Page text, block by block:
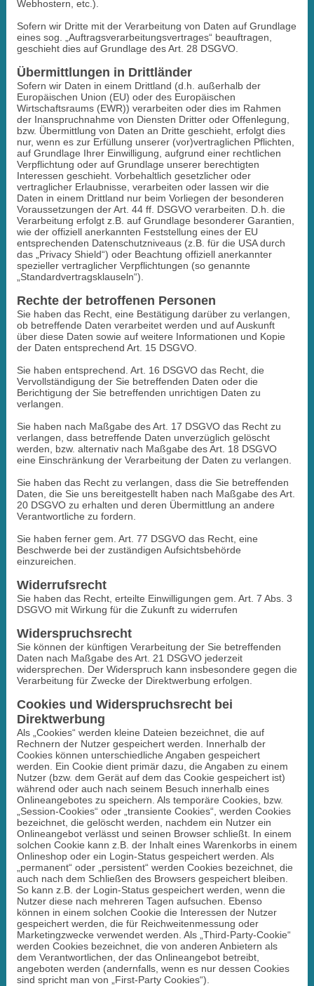
Webhostern, etc.).
Sofern wir Dritte mit der Verarbeitung von Daten auf Grundlage
eines sog. „Auftragsverarbeitungsvertrages“ beauftragen,
geschieht dies auf Grundlage des Art. 28 DSGVO.
Übermittlungen in Drittländer
Sofern wir Daten in einem Drittland (d.h. außerhalb der
Europäischen Union (EU) oder des Europäischen
Wirtschaftsraums (EWR)) verarbeiten oder dies im Rahmen
der Inanspruchnahme von Diensten Dritter oder Offenlegung,
bzw. Übermittlung von Daten an Dritte geschieht, erfolgt dies
nur, wenn es zur Erfüllung unserer (vor)vertraglichen Pflichten,
auf Grundlage Ihrer Einwilligung, aufgrund einer rechtlichen
Verpflichtung oder auf Grundlage unserer berechtigten
Interessen geschieht. Vorbehaltlich gesetzlicher oder
vertraglicher Erlaubnisse, verarbeiten oder lassen wir die
Daten in einem Drittland nur beim Vorliegen der besonderen
Voraussetzungen der Art. 44 ff. DSGVO verarbeiten. D.h. die
Verarbeitung erfolgt z.B. auf Grundlage besonderer Garantien,
wie der offiziell anerkannten Feststellung eines der EU
entsprechenden Datenschutzniveaus (z.B. für die USA durch
das „Privacy Shield“) oder Beachtung offiziell anerkannter
spezieller vertraglicher Verpflichtungen (so genannte
„Standardvertragsklauseln“).
Rechte der betroffenen Personen
Sie haben das Recht, eine Bestätigung darüber zu verlangen,
ob betreffende Daten verarbeitet werden und auf Auskunft
über diese Daten sowie auf weitere Informationen und Kopie
der Daten entsprechend Art. 15 DSGVO.
Sie haben entsprechend. Art. 16 DSGVO das Recht, die
Vervollständigung der Sie betreffenden Daten oder die
Berichtigung der Sie betreffenden unrichtigen Daten zu
verlangen.
Sie haben nach Maßgabe des Art. 17 DSGVO das Recht zu
verlangen, dass betreffende Daten unverzüglich gelöscht
werden, bzw. alternativ nach Maßgabe des Art. 18 DSGVO
eine Einschränkung der Verarbeitung der Daten zu verlangen.
Sie haben das Recht zu verlangen, dass die Sie betreffenden
Daten, die Sie uns bereitgestellt haben nach Maßgabe des Art.
20 DSGVO zu erhalten und deren Übermittlung an andere
Verantwortliche zu fordern.
Sie haben ferner gem. Art. 77 DSGVO das Recht, eine
Beschwerde bei der zuständigen Aufsichtsbehörde
einzureichen.
Widerrufsrecht
Sie haben das Recht, erteilte Einwilligungen gem. Art. 7 Abs. 3
DSGVO mit Wirkung für die Zukunft zu widerrufen
Widerspruchsrecht
Sie können der künftigen Verarbeitung der Sie betreffenden
Daten nach Maßgabe des Art. 21 DSGVO jederzeit
widersprechen. Der Widerspruch kann insbesondere gegen die
Verarbeitung für Zwecke der Direktwerbung erfolgen.
Cookies und Widerspruchsrecht bei
Direktwerbung
Als „Cookies“ werden kleine Dateien bezeichnet, die auf
Rechnern der Nutzer gespeichert werden. Innerhalb der
Cookies können unterschiedliche Angaben gespeichert
werden. Ein Cookie dient primär dazu, die Angaben zu einem
Nutzer (bzw. dem Gerät auf dem das Cookie gespeichert ist)
während oder auch nach seinem Besuch innerhalb eines
Onlineangebotes zu speichern. Als temporäre Cookies, bzw.
„Session-Cookies“ oder „transiente Cookies“, werden Cookies
bezeichnet, die gelöscht werden, nachdem ein Nutzer ein
Onlineangebot verlässt und seinen Browser schließt. In einem
solchen Cookie kann z.B. der Inhalt eines Warenkorbs in einem
Onlineshop oder ein Login-Status gespeichert werden. Als
„permanent“ oder „persistent“ werden Cookies bezeichnet, die
auch nach dem Schließen des Browsers gespeichert bleiben.
So kann z.B. der Login-Status gespeichert werden, wenn die
Nutzer diese nach mehreren Tagen aufsuchen. Ebenso
können in einem solchen Cookie die Interessen der Nutzer
gespeichert werden, die für Reichweitenmessung oder
Marketingzwecke verwendet werden. Als „Third-Party-Cookie“
werden Cookies bezeichnet, die von anderen Anbietern als
dem Verantwortlichen, der das Onlineangebot betreibt,
angeboten werden (andernfalls, wenn es nur dessen Cookies
sind spricht man von „First-Party Cookies“).